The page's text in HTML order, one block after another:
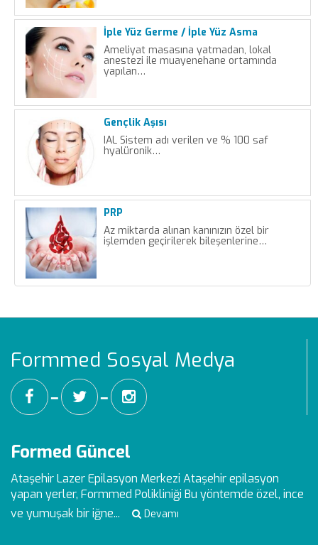
İple Yüz Germe / İple Yüz Asma
Ameliyat masasına yatmadan, lokal
anestezi ile muayenehane ortamında
yapılan…
Gençlik Aşısı
IAL Sistem adı verilen ve % 100 saf
hyalüronik…
PRP
Az miktarda alınan kanınızın özel bir
işlemden geçirilerek bileşenlerine…
Formmed Sosyal Medya
━ ━
Formed Güncel
Ataşehir Lazer Epilasyon Merkezi Ataşehir epilasyon
yapan yerler, Formmed Polikliniği Bu yöntemde özel, ince
ve yumuşak bir iğne...
Devamı